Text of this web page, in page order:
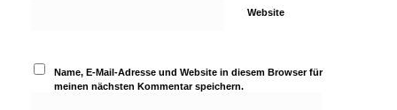
Website
Name, E-Mail-Adresse und Website in diesem Browser für
meinen nächsten Kommentar speichern.